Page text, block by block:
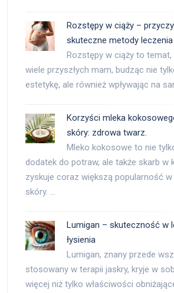
Rozstępy w ciąży –
skuteczne metody leczenia
Rozstępy w ciąży to
wiele przyszłych mam, budząc nie
estetykę, ale również wpływając na
Korzyści mleka
skóry: zdrowa twarz.
Mleko kokosowe to nie
dodatek do potraw, ale także skarb w
zyskuje coraz większą popularność w
skóry. …
Lumigan – skuteczność w
łysienia
Lumigan, znany przede
stosowany w terapii jaskry, kryje w
więcej niż tylko właściwości